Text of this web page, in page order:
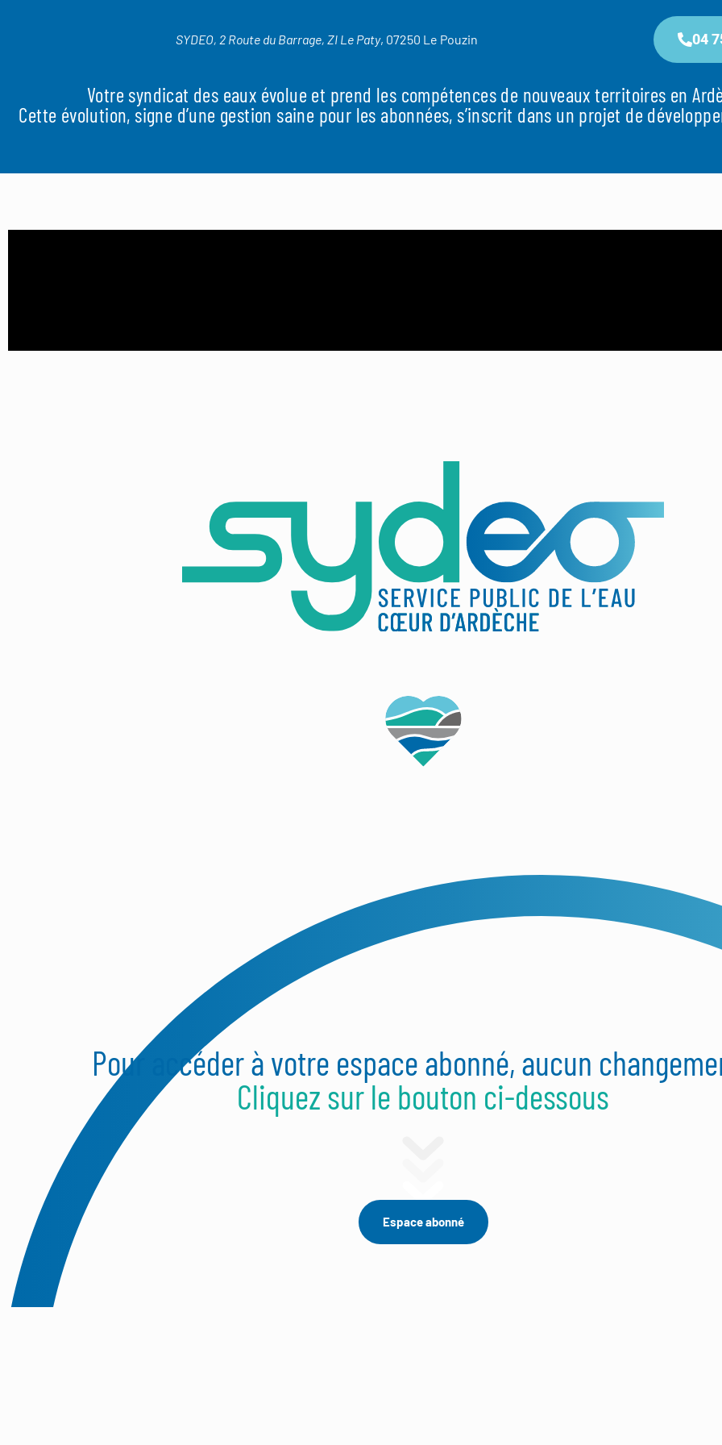
SYDEO, 2 Route du Barrage, ZI Le Paty, 07250 Le Pouzin 04
Votre syndicat des eaux évolue et prend les compétences de nouveaux territoires en
Cette évolution, signe d’une gestion saine pour les abonnées, s’inscrit dans un projet de
Pour accéder à votre espace abonné, aucun
Cliquez sur le bouton ci-dessous
Espace abonné